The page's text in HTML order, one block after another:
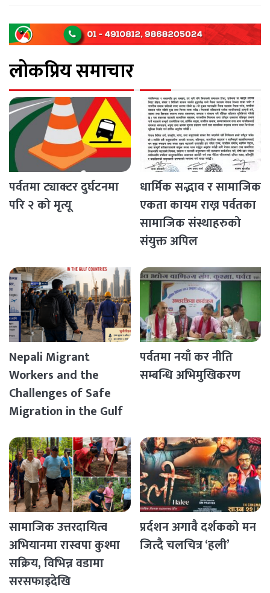
लोकप्रिय समाचार
पर्वतमा ट्याक्टर दुर्घटनमा
परि २ को मृत्यू
धार्मिक सद्भाव र सामाजिक
एकता कायम राख्न पर्वतका
सामाजिक संस्थाहरुको
संयुक्त अपिल
Nepali Migrant
Workers and the
Challenges of Safe
Migration in the Gulf
पर्वतमा नयाँ कर नीति
सम्बन्धि अभिमुखिकरण
सामाजिक उत्तरदायित्व
अभियानमा रास्वपा कुश्मा
सक्रिय, विभिन्न वडामा
सरसफाइदेखि
प्रर्दशन अगावै दर्शकको मन
जित्दै चलचित्र ‘हली’